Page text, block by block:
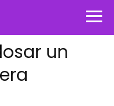
un